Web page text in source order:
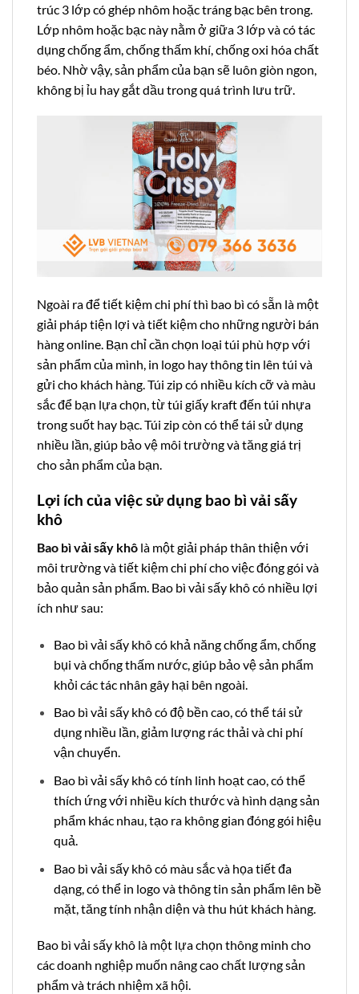
trúc 3 lớp có ghép nhôm hoặc tráng bạc bên trong.
Lớp nhôm hoặc bạc này nằm ở giữa 3 lớp và có tác
dụng chống ẩm, chống thấm khí, chống oxi hóa chất
béo. Nhờ vậy, sản phẩm của bạn sẽ luôn giòn ngon,
không bị ỉu hay gắt dầu trong quá trình lưu trữ.
Ngoài ra để tiết kiệm chi phí thì bao bì có sẵn là một
giải pháp tiện lợi và tiết kiệm cho những người bán
hàng online. Bạn chỉ cần chọn loại túi phù hợp với
sản phẩm của mình, in logo hay thông tin lên túi và
gửi cho khách hàng. Túi zip có nhiều kích cỡ và màu
sắc để bạn lựa chọn, từ túi giấy kraft đến túi nhựa
trong suốt hay bạc. Túi zip còn có thể tái sử dụng
nhiều lần, giúp bảo vệ môi trường và tăng giá trị
cho sản phẩm của bạn.
Lợi ích của việc sử dụng bao bì vải sấy
khô
Bao bì vải sấy khô là một giải pháp thân thiện với
môi trường và tiết kiệm chi phí cho việc đóng gói và
bảo quản sản phẩm. Bao bì vải sấy khô có nhiều lợi
ích như sau:
Bao bì vải sấy khô có khả năng chống ẩm, chống
bụi và chống thấm nước, giúp bảo vệ sản phẩm
khỏi các tác nhân gây hại bên ngoài.
Bao bì vải sấy khô có độ bền cao, có thể tái sử
dụng nhiều lần, giảm lượng rác thải và chi phí
vận chuyển.
Bao bì vải sấy khô có tính linh hoạt cao, có thể
thích ứng với nhiều kích thước và hình dạng sản
phẩm khác nhau, tạo ra không gian đóng gói hiệu
quả.
Bao bì vải sấy khô có màu sắc và họa tiết đa
dạng, có thể in logo và thông tin sản phẩm lên bề
mặt, tăng tính nhận diện và thu hút khách hàng.
Bao bì vải sấy khô là một lựa chọn thông minh cho
các doanh nghiệp muốn nâng cao chất lượng sản
phẩm và trách nhiệm xã hội.